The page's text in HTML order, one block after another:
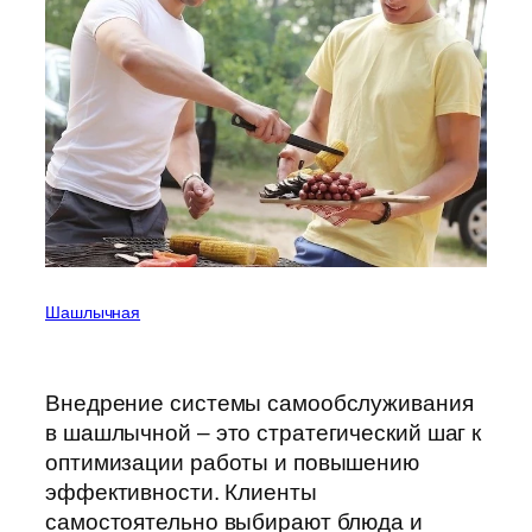
Шашлычная
Внедрение системы самообслуживания
в шашлычной – это стратегический шаг к
оптимизации работы и повышению
эффективности. Клиенты
самостоятельно выбирают блюда и